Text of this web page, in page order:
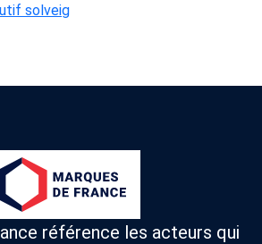
solveig
référence les acteurs qui